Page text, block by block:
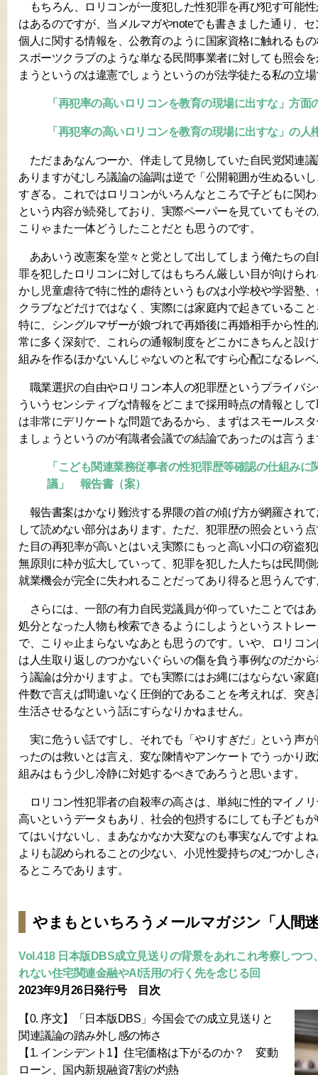
もちろん、ロリコンが一度犯した性犯罪を再び犯す可能
はあるのですが、当メルマガやnoteでも書きました通り、
個人に関する情報を、公教育のように国家資格に触れるも
スポーツクラブのような単なる民間事業者に対しても照会
まうというのは違憲でしょうというのが法学徒たる私の立
「再犯率の高いロリコンを教育の現場に出すな」方面
「再犯率の高いロリコンを教育の現場に出すな」の人
ただまあなんつーか、伴走して見物していた自民党関連
ありますがむしろ議論の論調は逆で「公開範囲が生ぬるい
すぎる。これではロリコンがいろんなところで子どもに関
という内容が続発しており、実際ペーパーを見ていてもそ
こりゃまた一体どうしたことだとも思うのです。
ああいう改憲案を堂々と党として出してしまう俺たちの
罪を犯したロリコンに対してはもちろん厳しい目が向けら
かし児童虐待で特に性的虐待というものは小学校や学習塾
クラブなどだけではなく、実際には家庭内で起きているこ
特に、シングルマザーが娘づれで再婚後に再婚相手から性
常に多く深刻で、これらの通報制度をどこかにきちんと設
組みを作るほかないんじゃないのと私ですら心配になるレ
職業選択の自由やロリコン本人の犯罪歴というプライバ
ういうセンシティブな情報をどこまで採用時点の情報とし
は非常にデリケートな問題であるから、まずはスモールス
ましょうというのが有識者会議での結論であったのは言う
「こども関連業務従事者の性犯罪歴等確認の仕組みに
議」 報告書（案）
報告書案はかなり難渋する界隈の首の傾げ方が網羅され
して読めない部分はあります。ただ、犯罪歴の照会という
た目の再犯率が高いとはいえ実際にもっと高い小口の窃盗
無原則に枠が拡大していって、犯罪を犯した人たちは民間
就業機会が完全に失われることだってあり得ると思うんで
さらには、一部の有力自民党議員が仰っていたことでは
処分となった人物も検索できるようにしようというストレ
で、こりゃ止まらないなあとも思うのです。いや、ロリコ
は人生取り返しのつかないぐらいの傷を負う事例なのだか
う議論は分かりますよ。でも実際にはお縄にはならない家
件数で言えば間違いなく圧倒的であることを考えれば、突
生活させるなという話にすらなりかねません。
実に危うい話ですし、それでも「やりすぎだ」という声
ったのは救いとは言え、変な陳情やアンケートでうっかり
組みはもう少し冷静に対処するべきであろうと思います。
ロリコン性犯罪者の自殺率の高さは、単純に性的マイノ
高いというデータもあり、社会的包摂するにしても子ども
てはいけないし、まあなかなか大変なのも事実なんですよ
よりも認められることの少ない、小児性愛持ちのむつかし
るところであります。
やまもといちろうメールマガジン「人間
Vol.418 日本版DBS成立見送りの背景をあれこれ考察しつつ
れない住宅関連金融やAI活用の行く先を念じる回
2023年9月26日発行号 目次
【0. 序文】「日本版DBS」今国会での成立見送りと
関連議論の踏み外し感の怖さ
【1. インシデント1】住宅価格は下がるのか？ 変動
ローン、国内新規融資7割の灼熱